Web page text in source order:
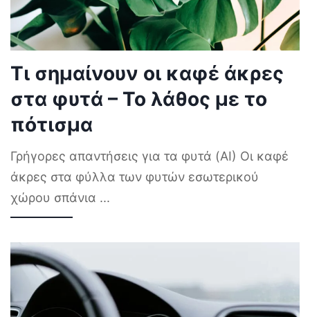
Τι σημαίνουν οι καφέ άκρες
στα φυτά – Το λάθος με το
πότισμα
Γρήγορες απαντήσεις για τα φυτά (AI) Οι καφέ
άκρες στα φύλλα των φυτών εσωτερικού
χώρου σπάνια ...